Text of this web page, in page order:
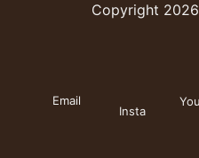
Copyright
Email
Insta